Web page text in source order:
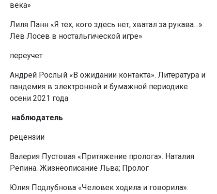
века»
Лиля Панн «Я тех, кого здесь нет, хватал за рукава…»:
Лев Лосев в ностальгической игре»
переучет
Андрей Рослый «В ожидании контакта». Литература и
пандемия в электронной и бумажной периодике
осени 2021 года
наблюдатель
рецензии
Валерия Пустовая «Притяжение пролога». Наталия
Репина. Жизнеописание Льва; Пролог
Юлия Подлубнова «Человек ходила и говорила».